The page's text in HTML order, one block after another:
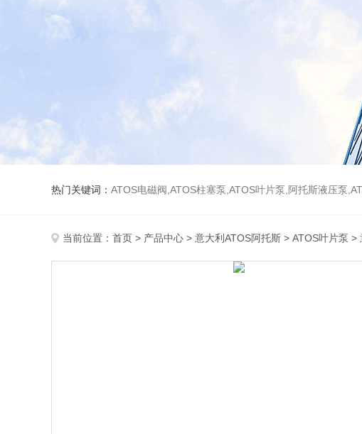
热门关键词： ATOS电磁阀,ATOS柱塞泵,ATOS叶片泵,阿托斯液压泵
当前位置： 首页 > 产品中心 > 意大利ATOS阿托斯 > ATOS叶片泵 >